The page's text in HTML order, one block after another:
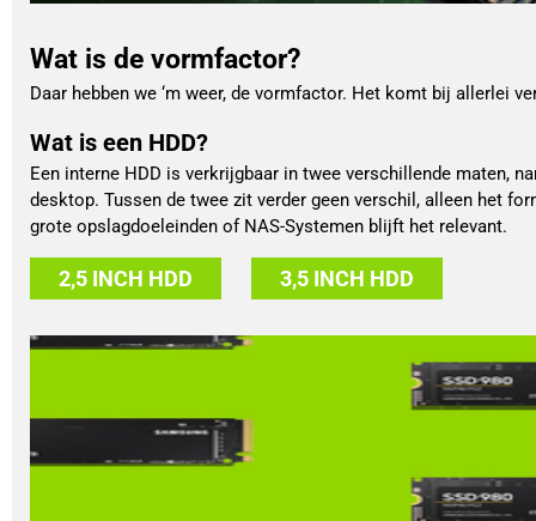
Wat is de vormfactor?
Daar hebben we ‘m weer, de vormfactor. Het komt bij allerlei
Wat is een HDD?
Een interne HDD is verkrijgbaar in twee verschillende maten,
desktop. Tussen de twee zit verder geen verschil, alleen het
grote opslagdoeleinden of NAS-Systemen blijft het relevant.
2,5 INCH HDD 3,5 INCH HDD